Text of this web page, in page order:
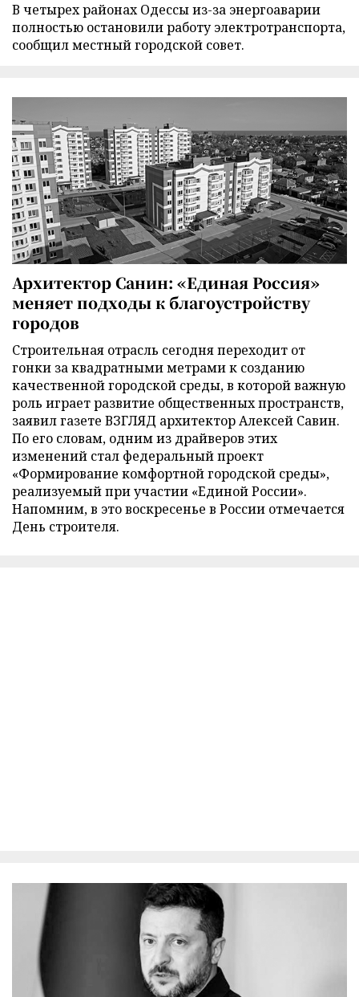
В четырех районах Одессы из-за энергоаварии
полностью остановили работу электротранспорта,
сообщил местный городской совет.
Архитектор Санин: «Единая Россия»
меняет подходы к благоустройству
городов
Строительная отрасль сегодня переходит от
гонки за квадратными метрами к созданию
качественной городской среды, в которой важную
роль играет развитие общественных пространств,
заявил газете ВЗГЛЯД архитектор Алексей Савин.
По его словам, одним из драйверов этих
изменений стал федеральный проект
«Формирование комфортной городской среды»,
реализуемый при участии «Единой России».
Напомним, в это воскресенье в России отмечается
День строителя.